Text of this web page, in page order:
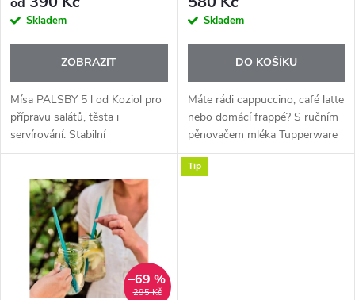
r
o
d
u
r
d
u
Skladem
ZOBRAZIT
Mísa PALSBY 5 l od Koziol pro
přípravu salátů, těsta i
servírování. Stabilní
skandinávský design vhodný do
Skladem
DO KOŠÍKU
Máte rádi cappuccino, café latte
nebo domácí frappé? S ručním
pěnovačem mléka Tupperware
připravíte bohatou a
nadýchanou mléčnou pěnu
295 Kč
–69 %
Tip